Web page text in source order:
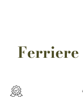
Ferriere